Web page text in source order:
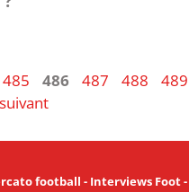
Page
485 Page
486 Page
487 Page
488 Page
489
suivant
football - Interviews Foot-